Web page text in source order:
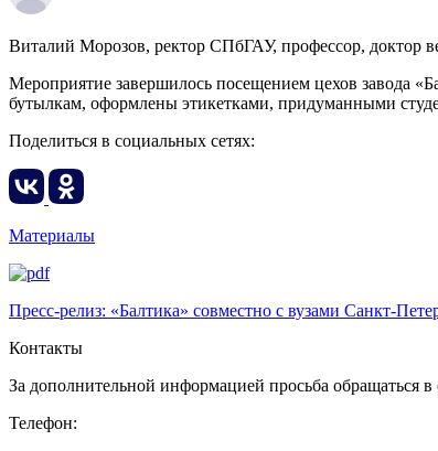
Виталий Морозов, ректор СПбГАУ, профессор, доктор
Мероприятие завершилось посещением цехов завода
бутылкам, оформлены этикетками, придуманными
Поделиться в социальных сетях:
Материалы
Пресс-релиз: «Балтика» совместно с вузами Санкт-
Контакты
За дополнительной информацией просьба обращаться
Телефон: